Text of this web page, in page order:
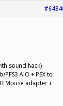
sound hack)
AIO + PSX to
Mouse adapter +